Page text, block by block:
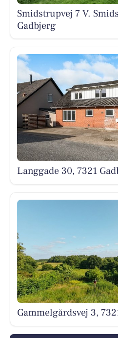
Smidstrupvej 7 V.
Gadbjerg
Langgade 30, 7321
Gammelgårdsvej 3,